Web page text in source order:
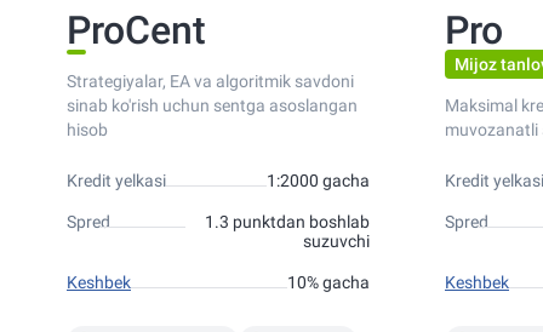
ProCent
Strategiyalar, EA va algoritmik savdoni
sinab ko'rish uchun sentga asoslangan
hisob
Kredit yelkasi 1:2000 gacha
Spred
1.3 punktdan boshlab
suzuvchi
Keshbek 10% gacha
Pro
Mijoz
Maksimal
muvozanatli
Kredit yelkasi
Spred
Keshbek